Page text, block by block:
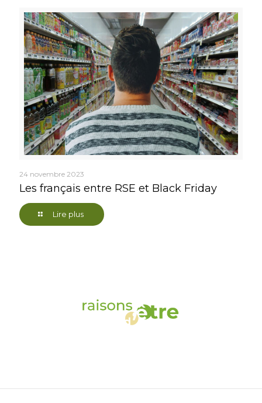
24 novembre 2023
Les français entre RSE et Black Friday
Lire plus